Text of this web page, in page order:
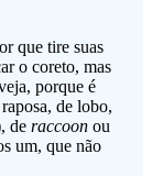
que tire suas
o coreto, mas
porque é
de lobo,
de raccoon ou
um, que não